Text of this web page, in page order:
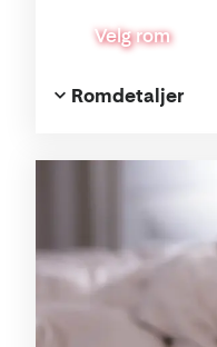
Velg rom
Romdetaljer